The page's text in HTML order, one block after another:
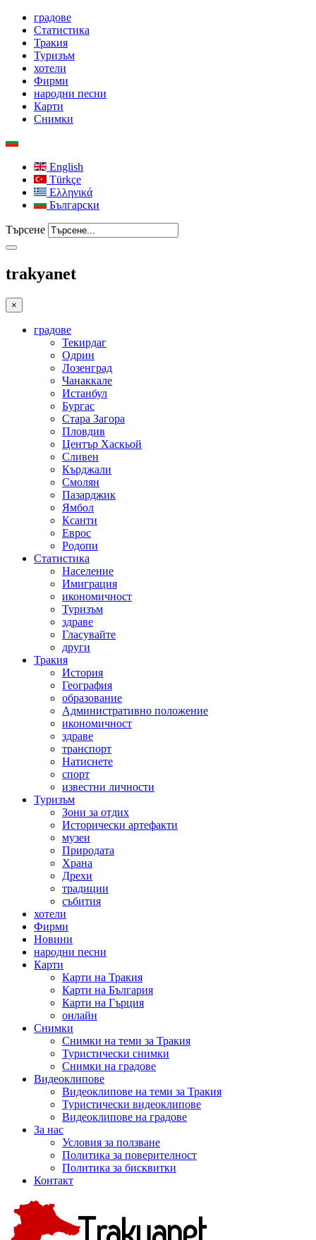
градове
Статистика
Тракия
Туризъм
хотели
Фирми
народни песни
Карти
Снимки
English
Türkçe
Ελληνικά
Български
Търсене
trakyanet
×
градове
Текирдаг
Одрин
Лозенград
Чанаккале
Истанбул
Бургас
Стара Загора
Пловдив
Център Хаскьой
Сливен
Кърджали
Смолян
Пазарджик
Ямбол
Ксанти
Еврос
Родопи
Статистика
Население
Имиграция
икономичност
Туризъм
здраве
Гласувайте
други
Тракия
История
География
образование
Административно положение
икономичност
здраве
транспорт
Натиснете
спорт
известни личности
Туризъм
Зони за отдих
Исторически артефакти
музеи
Природата
Храна
Дрехи
традиции
събития
хотели
Фирми
Новини
народни песни
Карти
Карти на Тракия
Карти на България
Карти на Гърция
онлайн
Снимки
Снимки на теми за Тракия
Туристически снимки
Снимки на градове
Видеоклипове
Видеоклипове на теми за Тракия
Туристически видеоклипове
Видеоклипове на градове
За нас
Условия за ползване
Политика за поверителност
Политика за бисквитки
Контакт